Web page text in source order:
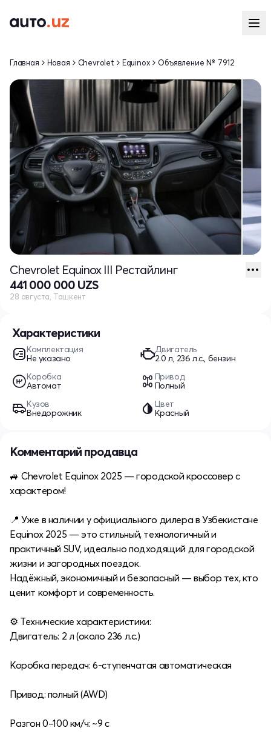
Характеристики
Комплектация
Не указано
Двигатель
2.0 л, 236 л.с., бензин
Коробка
Автомат
Привод
Полный
Кузов
Внедорожник
Цвет
Красный
Главная Новая Chevrolet Equinox Объявление № 7912
Chevrolet Equinox III Рестайлинг
441 000 000 UZS
28 августа, Ташкент
Комментарий продавца
🚙 Chevrolet Equinox 2025 — городской кроссовер с
характером!
📍 Уже в наличии у официального дилера в Узбекистане
Equinox 2025 — это стильный, технологичный и
практичный SUV, идеально подходящий для городской
жизни и загородных поездок.
Надёжный, экономичный и безопасный — выбор тех, кто
ценит комфорт и современность.
⚙️ Технические характеристики:
Двигатель: 2 л (около 236 л.с.)
Коробка передач: 6-ступенчатая автоматическая
Привод: полный (AWD)
Разгон 0–100 км/ч: ~9 с